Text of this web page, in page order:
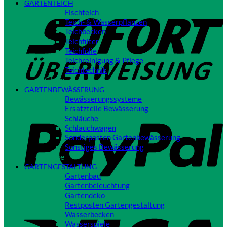
GARTENTEICH
Fischteich
Teich- & Wasserpflanzen
Teichbecken
Teichfilter
Teichfolie
Teichreinigung & Pflege
Teichtechnik
Close
GARTENBEWÄSSERUNG
Bewässerungssysteme
Ersatzteile Bewässerung
Schläuche
Schlauchwagen
Sonderposten Gartenbewässerung
Sonstiges Bewässerung
Close
GARTENGESTALTUNG
Gartenbau
Gartenbeleuchtung
Gartendeko
Restposten Gartengestaltung
Wasserbecken
Wasserspiele